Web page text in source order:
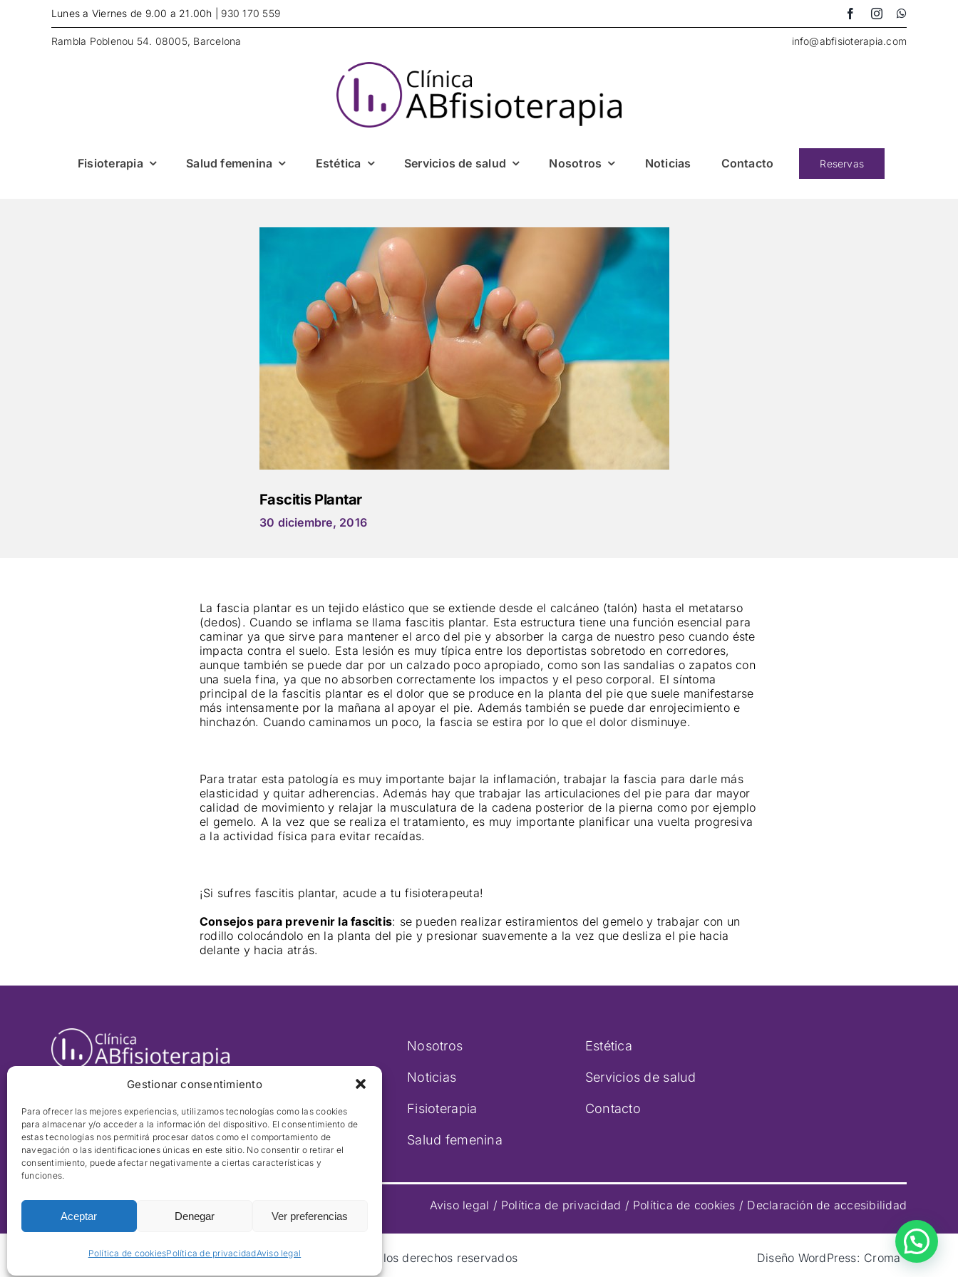
Gestionar consentimiento
Para ofrecer las mejores experiencias, utilizamos tecnologías como las cookies
para almacenar y/o acceder a la información del dispositivo. El consentimiento de
estas tecnologías nos permitirá procesar datos como el comportamiento de
navegación o las identificaciones únicas en este sitio. No consentir o retirar el
consentimiento, puede afectar negativamente a ciertas características y
funciones.
Aceptar Denegar Ver preferencias
Política de cookiesPolítica de privacidadAviso legal
Lunes a Viernes de 9.00 a 21.00h | 930 170 559
Rambla Poblenou 54. 08005, Barcelona info@abfisioterapia.com
Fisioterapia Salud femenina Estética Servicios de salud Nosotros Noticias Contacto Reservas
Fascitis Plantar
30 diciembre, 2016
La fascia plantar es un tejido elástico que se extiende desde el calcáneo (talón) hasta el metatarso
(dedos). Cuando se inflama se llama fascitis plantar. Esta estructura tiene una función esencial para
caminar ya que sirve para mantener el arco del pie y absorber la carga de nuestro peso cuando éste
impacta contra el suelo. Esta lesión es muy típica entre los deportistas sobretodo en corredores,
aunque también se puede dar por un calzado poco apropiado, como son las sandalias o zapatos con
una suela fina, ya que no absorben correctamente los impactos y el peso corporal. El síntoma
principal de la fascitis plantar es el dolor que se produce en la planta del pie que suele manifestarse
más intensamente por la mañana al apoyar el pie. Además también se puede dar enrojecimiento e
hinchazón. Cuando caminamos un poco, la fascia se estira por lo que el dolor disminuye.
Para tratar esta patología es muy importante bajar la inflamación, trabajar la fascia para darle más
elasticidad y quitar adherencias. Además hay que trabajar las articulaciones del pie para dar mayor
calidad de movimiento y relajar la musculatura de la cadena posterior de la pierna como por ejemplo
el gemelo. A la vez que se realiza el tratamiento, es muy importante planificar una vuelta progresiva
a la actividad física para evitar recaídas.
¡Si sufres fascitis plantar, acude a tu fisioterapeuta!
Consejos para prevenir la fascitis: se pueden realizar estiramientos del gemelo y trabajar con un
rodillo colocándolo en la planta del pie y presionar suavemente a la vez que desliza el pie hacia
delante y hacia atrás.
Nosotros
Noticias
Fisioterapia
Salud femenina
Estética
Servicios de salud
Contacto
Aviso legal / Política de privacidad / Política de cookies / Declaración de accesibilidad
© 2026 Clínica Salut de la Dona ABfisioterapia SL / Todos los derechos reservados Diseño WordPress: Croma